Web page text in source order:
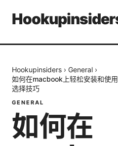
Hookupinsiders › General ›
如何在macbook上轻松安装和使
选择技巧
GENERAL
如何在